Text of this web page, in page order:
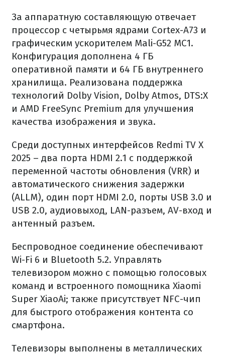
За аппаратную составляющую отвечает
процессор с четырьмя ядрами Cortex-A73 и
графическим ускорителем Mali-G52 MC1.
Конфигурация дополнена 4 ГБ
оперативной памяти и 64 ГБ внутреннего
хранилища. Реализована поддержка
технологий Dolby Vision, Dolby Atmos, DTS:X
и AMD FreeSync Premium для улучшения
качества изображения и звука.
Среди доступных интерфейсов Redmi TV X
2025 – два порта HDMI 2.1 с поддержкой
переменной частоты обновления (VRR) и
автоматического снижения задержки
(ALLM), один порт HDMI 2.0, порты USB 3.0 и
USB 2.0, аудиовыход, LAN-разъем, AV-вход и
антенный разъем.
Беспроводное соединение обеспечивают
Wi-Fi 6 и Bluetooth 5.2. Управлять
телевизором можно с помощью голосовых
команд и встроенного помощника Xiaomi
Super XiaoAi; также присутствует NFC-чип
для быстрого отображения контента со
смартфона.
Телевизоры выполнены в металлических